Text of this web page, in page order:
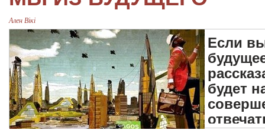
Ален Вікі
Если
будет